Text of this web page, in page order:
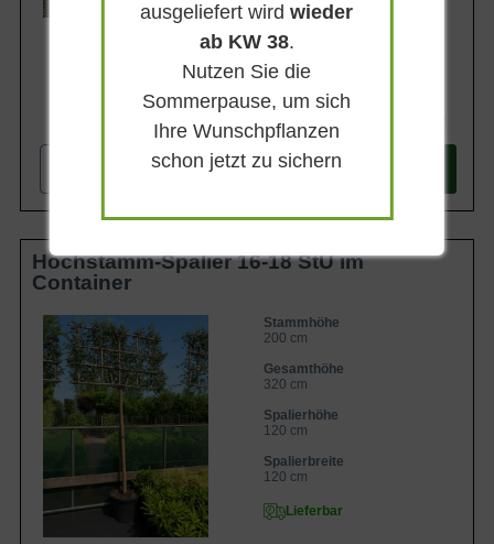
+ In den Warenkorb
Hochstamm-Spalier 16-18 StU im
Container
Stammhöhe
200 cm
Gesamthöhe
320 cm
Spalierhöhe
120 cm
Spalierbreite
120 cm
Lieferbar
ausgeliefert wirdwieder
ab KW 38.
Nutzen Sie die
Sommerpause, um sich
Ihre Wunschpflanzen
schon jetzt zu sichern